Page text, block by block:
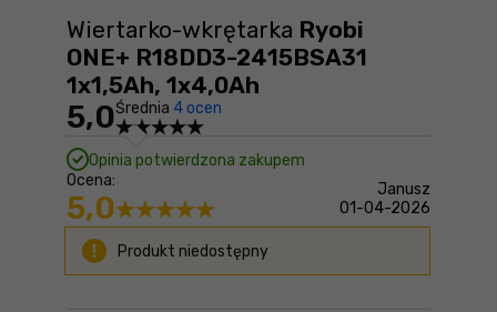
Wiertarko-wkrętarka Ryobi
ONE+ R18DD3-2415BSA31
1x1,5Ah, 1x4,0Ah
5,0Średnia 4 ocen
Opinia potwierdzona zakupem
Ocena:
5,0
Janusz
01-04-2026
Produkt niedostępny